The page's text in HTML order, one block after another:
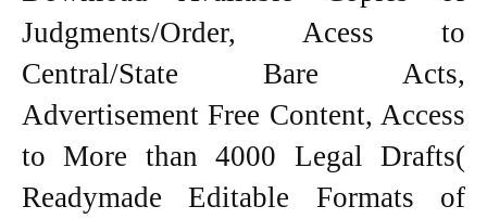
Judgments/Order, Acess to
Central/State Bare Acts,
Advertisement Free Content, Access
to More than 4000 Legal Drafts(
Readymade Editable Formats of